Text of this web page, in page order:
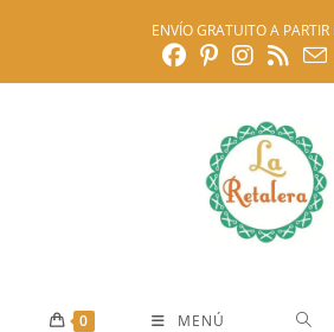
ENVÍO GRATUITO A
0 MENÚ